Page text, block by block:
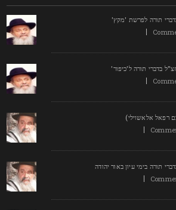
תורה לפרשת 'מקץ'
תורה ל'כיפור'
אלאשוילי)
בימי עיון באור יהודה